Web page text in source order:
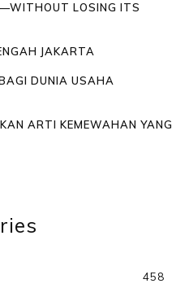
LOSING ITS
JAKARTA
DUNIA USAHA
ARTI KEMEWAHAN YANG
458